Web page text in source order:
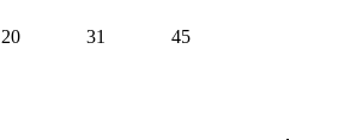
20 31 45